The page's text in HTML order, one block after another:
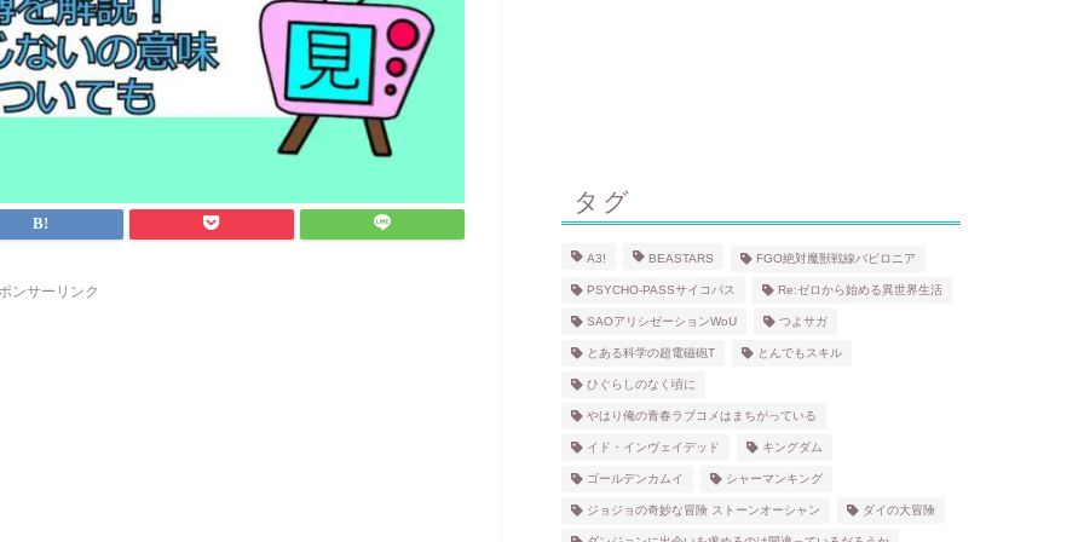
ンサーリンク
タグ
A3! BEASTARS FGO絶対魔獣戦線バビロニア
PSYCHO-PASSサイコパス Re:ゼロから始める異世界生活
SAOアリシゼーションWoU つよサガ
とある科学の超電磁砲T とんでもスキル
ひぐらしのなく頃に
やはり俺の青春ラブコメはまちがっている
イド・インヴェイデッド キングダム
ゴールデンカムイ シャーマンキング
ジョジョの奇妙な冒険 ストーンオーシャン ダイの大冒険